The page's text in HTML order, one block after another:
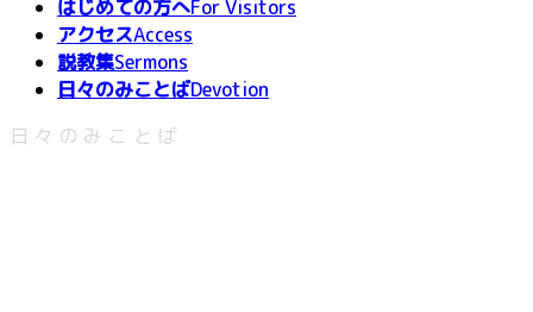
はじめての方へFor Visitors
アクセスAccess
説教集Sermons
日々のみことばDevotion
日々のみことば